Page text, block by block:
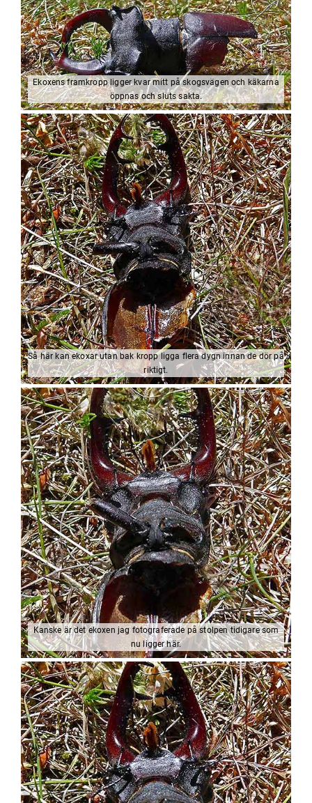
Ekoxens framkropp ligger kvar mitt på skogsvägen och käkarna
öppnas och sluts sakta.
Så här kan ekoxar utan bak kropp ligga flera dygn innan de dör på
riktigt.
Kanske är det ekoxen jag fotograferade på stolpen tidigare som
nu ligger här.